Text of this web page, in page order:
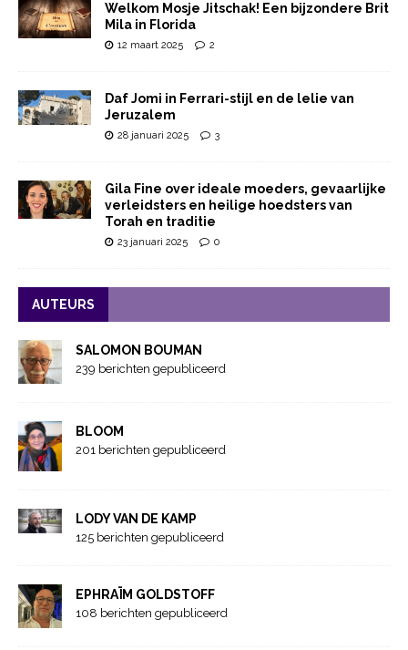
Welkom Mosje Jitschak! Een bijzondere Brit
Mila in Florida
12 maart 2025 2
Daf Jomi in Ferrari-stijl en de lelie van
Jeruzalem
28 januari 2025 3
Gila Fine over ideale moeders, gevaarlijke
verleidsters en heilige hoedsters van
Torah en traditie
23 januari 2025 0
AUTEURS
SALOMON BOUMAN
239 berichten gepubliceerd
BLOOM
201 berichten gepubliceerd
LODY VAN DE KAMP
125 berichten gepubliceerd
EPHRAÏM GOLDSTOFF
108 berichten gepubliceerd